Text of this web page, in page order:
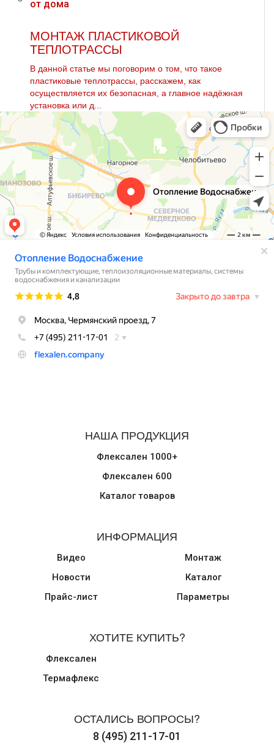
МОНТАЖ ПЛАСТИКОВОЙ
ТЕПЛОТРАССЫ
В данной статье мы поговорим о том, что такое
пластиковые тeплoтpaссы, расскажем, как
осуществляется их безопасная, а главное надёжная
установка или д...
НАША ПРОДУКЦИЯ
Флексален 1000+
Флексален 600
Каталог товаров
ИНФОРМАЦИЯ
Видео
Новости
Прайс-лист
Монтаж
Каталог
Параметры
ХОТИТЕ КУПИТЬ?
Флексален
Термафлекс
ОСТАЛИСЬ ВОПРОСЫ?
8 (495) 211-17-01